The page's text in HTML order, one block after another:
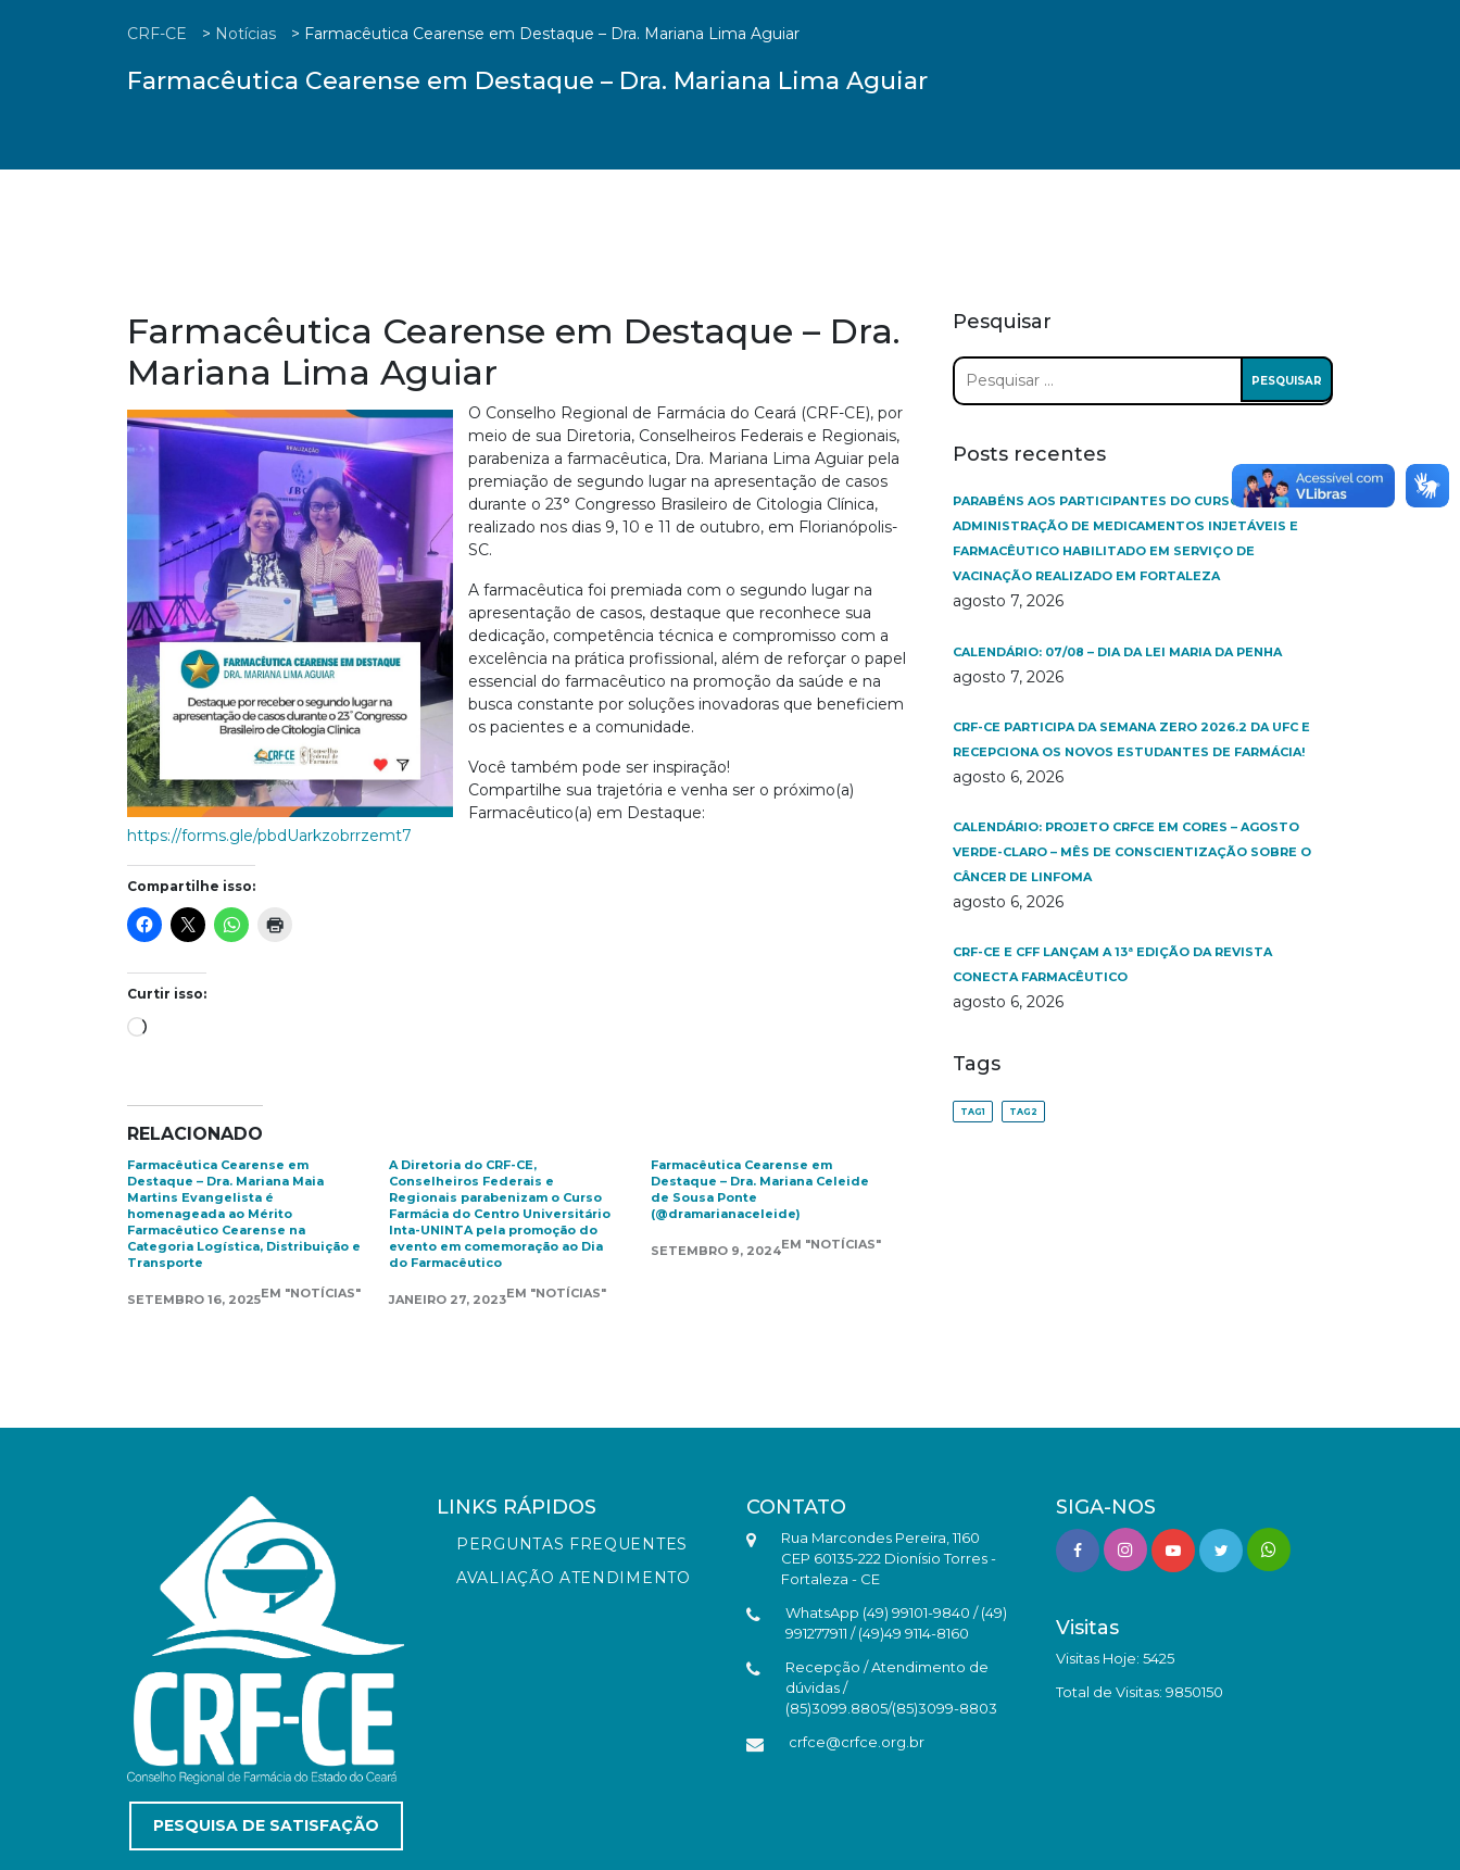
CRF-CE > Notícias > Farmacêutica Cearense em Destaque – Dra. Mariana Lima Aguiar
Farmacêutica Cearense em Destaque – Dra. Mariana Lima Aguiar
Farmacêutica Cearense em Destaque – Dra.
Mariana Lima Aguiar
O Conselho Regional de Farmácia do Ceará (CRF-CE), por
meio de sua Diretoria, Conselheiros Federais e Regionais,
parabeniza a farmacêutica, Dra. Mariana Lima Aguiar pela
premiação de segundo lugar na apresentação de casos
durante o 23° Congresso Brasileiro de Citologia Clínica,
realizado nos dias 9, 10 e 11 de outubro, em Florianópolis-
SC.
A farmacêutica foi premiada com o segundo lugar na
apresentação de casos, destaque que reconhece sua
dedicação, competência técnica e compromisso com a
excelência na prática profissional, além de reforçar o papel
essencial do farmacêutico na promoção da saúde e na
busca constante por soluções inovadoras que beneficiem
os pacientes e a comunidade.
Você também pode ser inspiração!
Compartilhe sua trajetória e venha ser o próximo(a)
Farmacêutico(a) em Destaque:
https://forms.gle/pbdUarkzobrrzemt7
Compartilhe isso:
Curtir isso:
Carregando...
RELACIONADO
Farmacêutica Cearense em
Destaque – Dra. Mariana Maia
Martins Evangelista é
homenageada ao Mérito
Farmacêutico Cearense na
Categoria Logística, Distribuição e
Transporte
SETEMBRO 16, 2025EM "NOTÍCIAS"
A Diretoria do CRF-CE,
Conselheiros Federais e
Regionais parabenizam o Curso
Farmácia do Centro Universitário
Inta-UNINTA pela promoção do
evento em comemoração ao Dia
do Farmacêutico
JANEIRO 27, 2023EM "NOTÍCIAS"
Farmacêutica Cearense em
Destaque – Dra. Mariana Celeide
de Sousa Ponte
(@dramarianaceleide)
SETEMBRO 9, 2024EM "NOTÍCIAS"
Pesquisar
Pesquisar
por:
Posts recentes
PARABÉNS AOS PARTICIPANTES DO CURSO
ADMINISTRAÇÃO DE MEDICAMENTOS INJETÁVEIS E
FARMACÊUTICO HABILITADO EM SERVIÇO DE
VACINAÇÃO REALIZADO EM FORTALEZA
agosto 7, 2026
CALENDÁRIO: 07/08 – DIA DA LEI MARIA DA PENHA
agosto 7, 2026
CRF-CE PARTICIPA DA SEMANA ZERO 2026.2 DA UFC E
RECEPCIONA OS NOVOS ESTUDANTES DE FARMÁCIA!
agosto 6, 2026
CALENDÁRIO: PROJETO CRFCE EM CORES – AGOSTO
VERDE-CLARO – MÊS DE CONSCIENTIZAÇÃO SOBRE O
CÂNCER DE LINFOMA
agosto 6, 2026
CRF-CE E CFF LANÇAM A 13ª EDIÇÃO DA REVISTA
CONECTA FARMACÊUTICO
agosto 6, 2026
Tags
TAG1 TAG2
PESQUISA DE SATISFAÇÃO
LINKS RÁPIDOS
PERGUNTAS FREQUENTES
AVALIAÇÃO ATENDIMENTO
CONTATO
Rua Marcondes Pereira, 1160
CEP 60135-222 Dionísio Torres -
Fortaleza - CE
WhatsApp (49) 99101-9840 / (49)
991277911 / (49)49 9114-8160
Recepção / Atendimento de
dúvidas /
(85)3099.8805/(85)3099-8803
crfce@crfce.org.br
SIGA-NOS
Visitas
Visitas Hoje: 5425
Total de Visitas: 9850150